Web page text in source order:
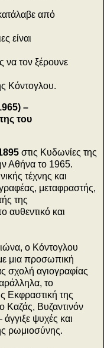
από
είναι
να τον ξέρουνε
Κόντογλου.
–
του
στις Κυδωνίες της
Αθήνα το 1965.
τέχνης και
μεταφραστής,
της
αυθεντικό και
ο Κόντογλου
μια προσωπική
σχολή αγιογραφίας
το
Εκφραστική της
Καζάς, Βυζαντινόν
ψυχές και
ρωμιοσύνης.